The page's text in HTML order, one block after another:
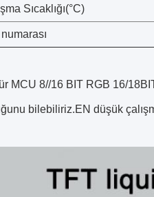
Sıcaklığı(°C)
MCU 8//16 BIT RGB 16/
bilebiliriz.EN düşük